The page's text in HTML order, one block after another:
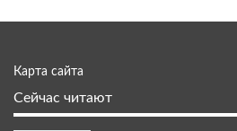
Карта сайта
Сейчас читают